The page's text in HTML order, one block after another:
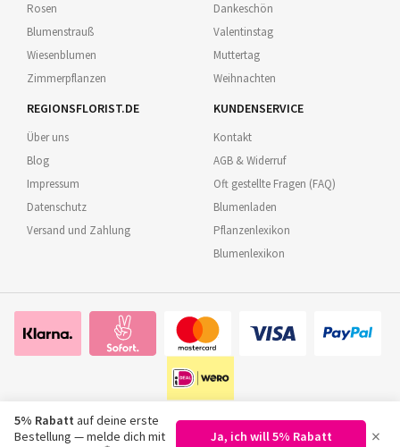
Rosen
Blumenstrauß
Wiesenblumen
Zimmerpflanzen
Dankeschön
Valentinstag
Muttertag
Weihnachten
REGIONSFLORIST.DE
Über uns
Blog
Impressum
Datenschutz
Versand und Zahlung
KUNDENSERVICE
Kontakt
AGB & Widerruf
Oft gestellte Fragen (FAQ)
Blumenladen
Pflanzenlexikon
Blumenlexikon
5% Rabatt auf deine erste
Bestellung — melde dich mit
Ja, ich will 5% Rabatt ×